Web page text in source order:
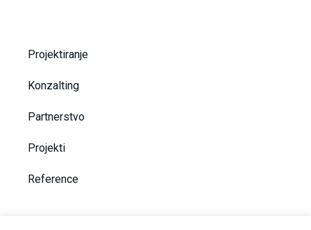
Projektiranje
Konzalting
Partnerstvo
Projekti
Reference